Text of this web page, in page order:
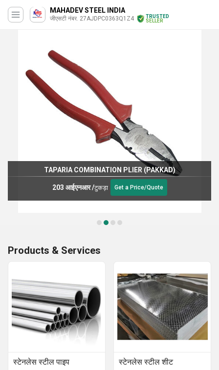
MAHADEV STEEL INDIA
जीएसटी नंबर. 27AJDPC0363Q1Z4
TRUSTED
SELLER
TAPARIA COMBINATION PLIER (PAKKAD)
203 आईएनआर/टुकड़ा Get a Price/Quote
Products & Services
स्टेनलेस स्टील पाइप स्टेनलेस स्टील शीट